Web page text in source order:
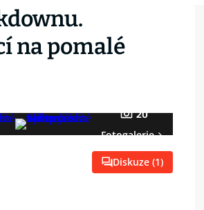
na pomalé
20
Fotogalerie
Diskuze (1)